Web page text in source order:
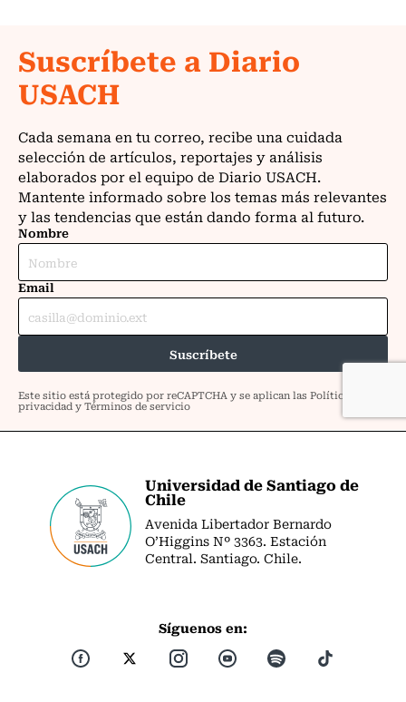
Universidad de Santiago de
Chile
Avenida Libertador Bernardo
O’Higgins Nº 3363. Estación
Central. Santiago. Chile.
Síguenos en: